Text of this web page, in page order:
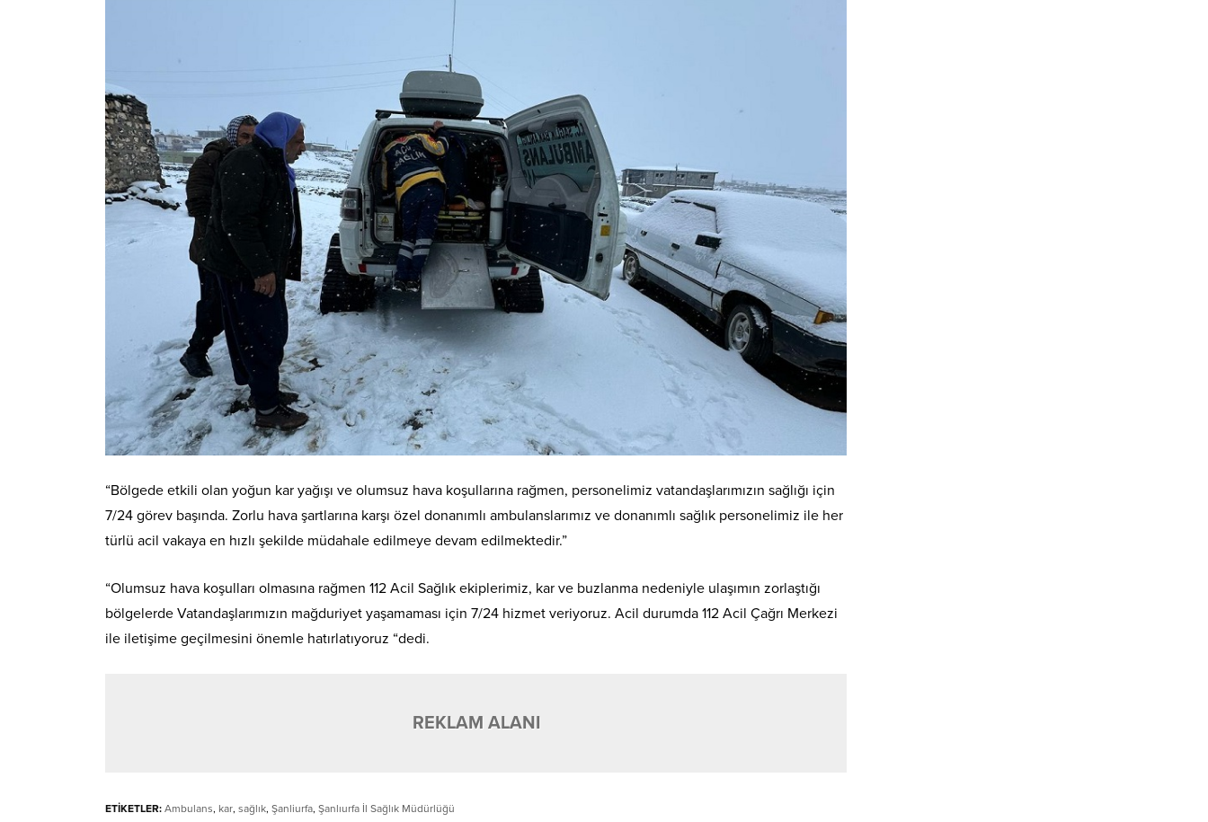
“Bölgede etkili olan yoğun kar yağışı ve olumsuz hava koşullarına rağmen, personelimiz vatandaşlarımızın sağlığı için
7/24 görev başında. Zorlu hava şartlarına karşı özel donanımlı ambulanslarımız ve donanımlı sağlık personelimiz ile her
türlü acil vakaya en hızlı şekilde müdahale edilmeye devam edilmektedir.”
“Olumsuz hava koşulları olmasına rağmen 112 Acil Sağlık ekiplerimiz, kar ve buzlanma nedeniyle ulaşımın zorlaştığı
bölgelerde Vatandaşlarımızın mağduriyet yaşamaması için 7/24 hizmet veriyoruz. Acil durumda 112 Acil Çağrı Merkezi
ile iletişime geçilmesini önemle hatırlatıyoruz “dedi.
REKLAM ALANI
ETİKETLER: Ambulans, kar, sağlık, Şanliurfa, Şanlıurfa İl Sağlık Müdürlüğü